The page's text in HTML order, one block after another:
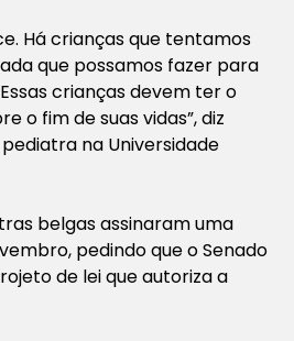
Há crianças que tentamos
que possamos fazer para
crianças devem ter o
o fim de suas vidas”, diz
na Universidade
belgas assinaram uma
pedindo que o Senado
de lei que autoriza a